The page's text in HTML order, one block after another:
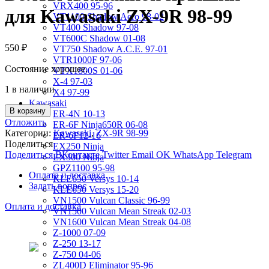
VRX400 95-96
VT1100 Shadow Aero 98-02
VT400 Shadow 97-08
VT600C Shadow 01-08
VT750 Shadow A.C.E. 97-01
VTR1000F 97-06
VTX1800S 01-06
X-4 97-03
X4 97-99
Kawasaki
ER-4N 10-13
ER-6F Ninja650R 06-08
ER-6F12-16
EX250 Ninja
EX300 Ninja
GPZ1100 95-98
KLE650 Versys 10-14
KLE650 Versys 15-20
VN1500 Vulcan Classic 96-99
VN1500 Vulcan Mean Streak 02-03
VN1600 Vulcan Mean Streak 04-08
Z-1000 07-09
Z-250 13-17
Z-750 04-06
ZL400D Eliminator 95-96
для Kawasaki ZX-9R 98-99
550 ₽
Состояние хорошее.
1 в наличии
В корзину
Отложить
Категории:Kawasaki, ZX-9R 98-99
Поделиться
Поделиться ВКонтакте Twitter Email OK WhatsApp Telegram
Оплата и доставка
Задать вопрос
Оплата и доставка